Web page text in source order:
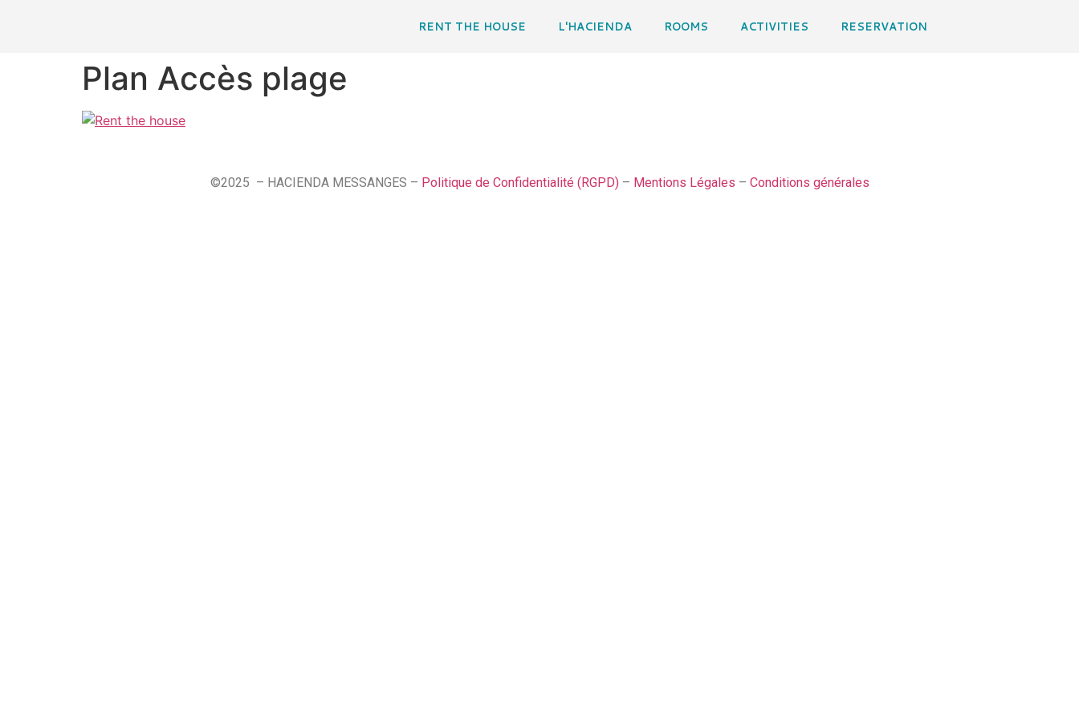
RENT THE HOUSE L'HACIENDA ROOMS ACTIVITIES RESERVATION
Plan Accès plage
©2025 – HACIENDA MESSANGES – Politique de Confidentialité (RGPD)– Mentions Légales – Conditions générales